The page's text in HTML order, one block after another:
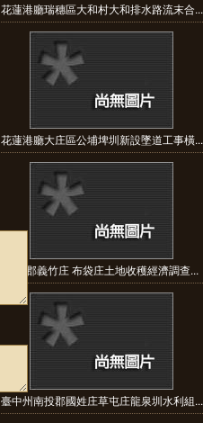
花蓮港廳瑞穗區大和村大和排水路流末合...
花蓮港廳大庄區公埔埤圳新設墜道工事橫...
東石郡義竹庄 布袋庄土地收穫經濟調查...
臺中州南投郡國姓庄草屯庄龍泉圳水利組...